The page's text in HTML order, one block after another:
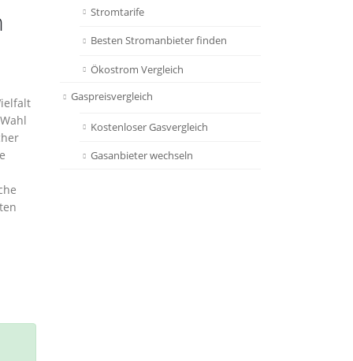
Stromtarife
Besten Stromanbieter finden
Ökostrom Vergleich
Gaspreisvergleich
Kostenloser Gasvergleich
Gasanbieter wechseln